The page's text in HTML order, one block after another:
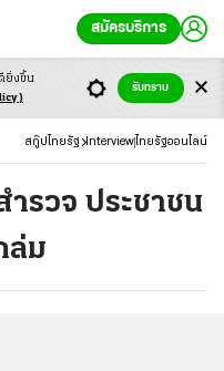
สมัครบริการ
สกู๊ปไทยรัฐ Interviewไทยรัฐออนไลน์
รวจ ประชาชน
ล่ม
ยิ่งขึ้น
รับทราบ